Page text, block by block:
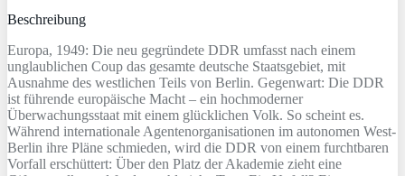
Beschreibung
Europa, 1949: Die neu gegründete DDR umfasst nach einem
unglaublichen Coup das gesamte deutsche Staatsgebiet, mit
Ausnahme des westlichen Teils von Berlin. Gegenwart: Die DDR
ist führende europäische Macht – ein hochmoderner
Überwachungsstaat mit einem glücklichen Volk. So scheint es.
Während internationale Agentenorganisationen im autonomen West-
Berlin ihre Pläne schmieden, wird die DDR von einem furchtbaren
Vorfall erschüttert: Über den Platz der Akademie zieht eine